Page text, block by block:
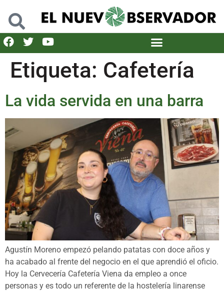
Etiqueta: Cafetería
La vida servida en una barra
Agustín Moreno empezó pelando patatas con doce años y
ha acabado al frente del negocio en el que aprendió el oficio.
Hoy la Cervecería Cafetería Viena da empleo a once
personas y es todo un referente de la hostelería linarense